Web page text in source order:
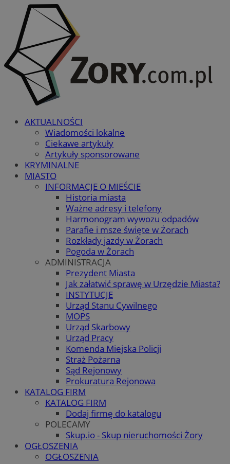
AKTUALNOŚCI
Wiadomości lokalne
Ciekawe artykuły
Artykuły sponsorowane
KRYMINALNE
MIASTO
INFORMACJE O MIEŚCIE
Historia miasta
Ważne adresy i telefony
Harmonogram wywozu odpadów
Parafie i msze święte w Żorach
Rozkłady jazdy w Żorach
Pogoda w Żorach
ADMINISTRACJA
Prezydent Miasta
Jak załatwić sprawę w Urzędzie Miasta?
INSTYTUCJE
Urząd Stanu Cywilnego
MOPS
Urząd Skarbowy
Urząd Pracy
Komenda Miejska Policji
Straż Pożarna
Sąd Rejonowy
Prokuratura Rejonowa
KATALOG FIRM
KATALOG FIRM
Dodaj firmę do katalogu
POLECAMY
Skup.io - Skup nieruchomości Żory
OGŁOSZENIA
OGŁOSZENIA